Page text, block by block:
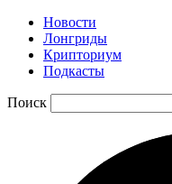
Новости
Лонгриды
Крипториум
Подкасты
Поиск